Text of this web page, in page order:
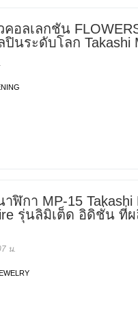
คอลเลกชัน
นระดับโลก Takashi
ฬิกา MP-15 Takashi
รุ่นลิมิเต็ด อิดิชั่น ที่
น.